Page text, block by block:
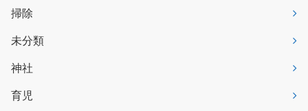
掃除
未分類
神社
育児